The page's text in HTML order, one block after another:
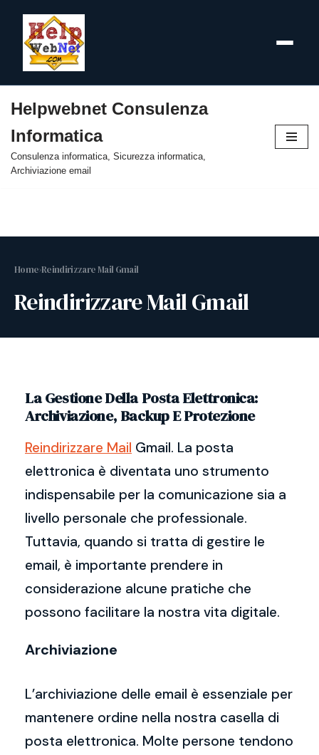
al
contenuto
Helpwebnet Consulenza
Informatica
Consulenza informatica, Sicurezza informatica,
Archiviazione email
Home›Reindirizzare Mail Gmail
Reindirizzare Mail Gmail
La Gestione Della Posta Elettronica:
Archiviazione, Backup E Protezione
Reindirizzare Mail Gmail. La posta
elettronica è diventata uno strumento
indispensabile per la comunicazione sia a
livello personale che professionale.
Tuttavia, quando si tratta di gestire le
email, è importante prendere in
considerazione alcune pratiche che
possono facilitare la nostra vita digitale.
Archiviazione
L’archiviazione delle email è essenziale per
mantenere ordine nella nostra casella di
posta elettronica. Molte persone tendono